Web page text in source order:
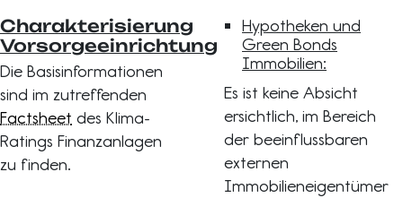
Charakterisierung
Vorsorgeeinrichtung
Die Basisinformationen
sind im zutreffenden
Factsheet des Klima-
Ratings Finanzanlagen
zu finden.
Hypotheken und
Green Bonds
Immobilien:
Es ist keine Absicht
ersichtlich, im Bereich
der beeinflussbaren
externen
Immobilieneigentümer